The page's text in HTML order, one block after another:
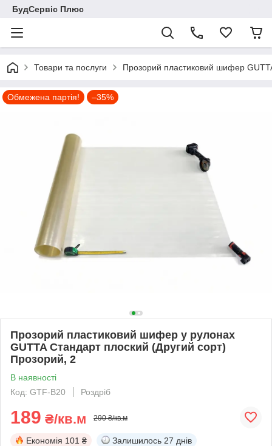
БудСервіс Плюс
Товари та послуги Прозорий пластиковий шифер
Обмежена партія! –35%
Прозорий пластиковий шифер у рулонах
GUTTA Стандарт плоский (Другий сорт)
Прозорий, 2
В наявності
Код: GTF-B20
Роздріб
189 ₴/кв.м 290 ₴/кв.м
Економія 101 ₴ Залишилось 27 днів